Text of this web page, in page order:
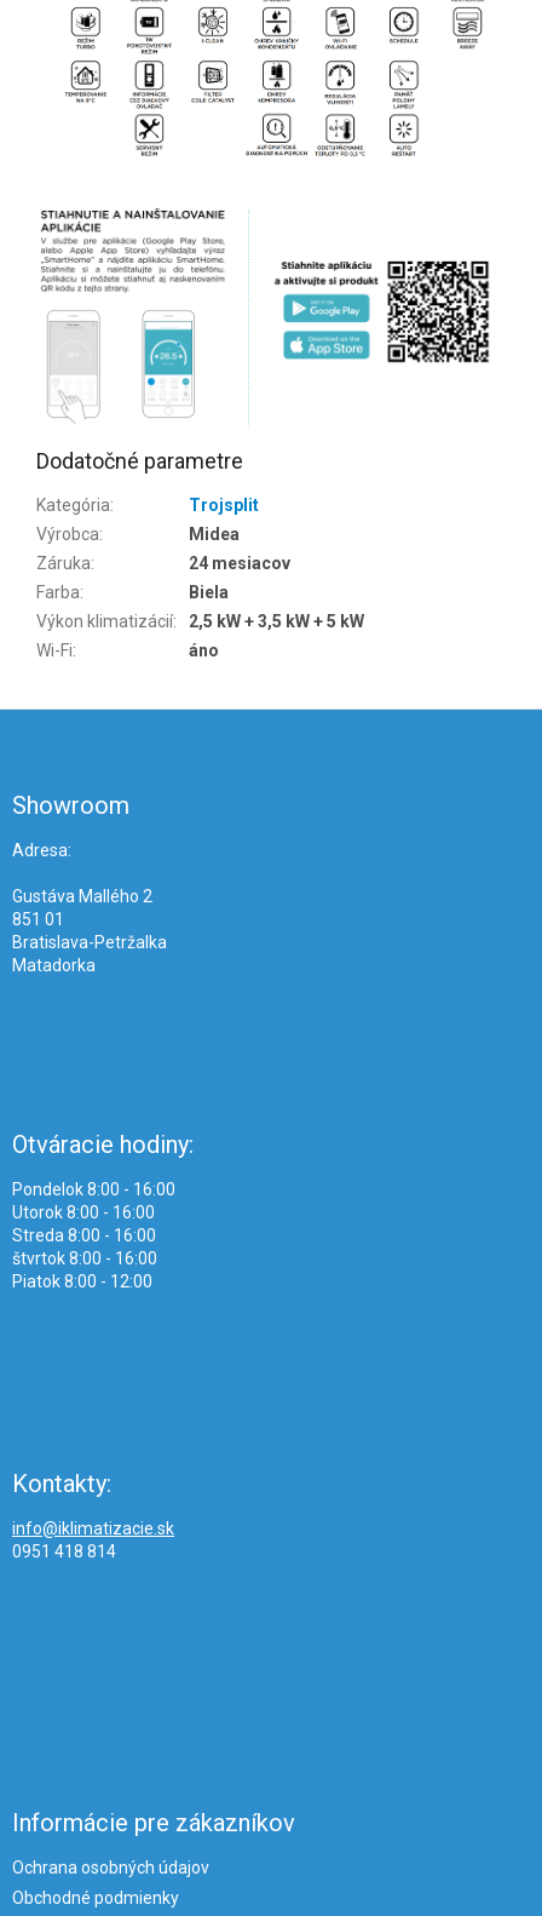
Dodatočné parametre
Kategória:
Trojsplit
Výrobca:
Midea
Záruka:
24 mesiacov
Farba:
Biela
Výkon klimatizácií:
2,5 kW + 3,5 kW + 5 kW
Wi-Fi: áno
Showroom
Adresa:
Gustáva Mallého 2
851 01
Bratislava-Petržalka
Matadorka
Otváracie hodiny:
Pondelok 8:00 - 16:00
Utorok 8:00 - 16:00
Streda 8:00 - 16:00
štvrtok 8:00 - 16:00
Piatok 8:00 - 12:00
Kontakty:
info@iklimatizacie.sk
0951 418 814
Informácie pre zákazníkov
Ochrana osobných údajov
Obchodné podmienky